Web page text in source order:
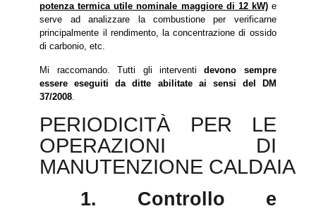
potenza termica utile nominale maggiore di 12 kW)e
serve ad analizzare la combustione per verificarne
principalmente il rendimento, la concentrazione di ossido
di carbonio, etc.
Mi raccomando. Tutti gli interventidevono sempre
essere eseguiti da ditte abilitate ai sensi del DM
37/2008.
PERIODICITÀ PER LE
OPERAZIONI DI
MANUTENZIONE CALDAIA
1. Controllo e